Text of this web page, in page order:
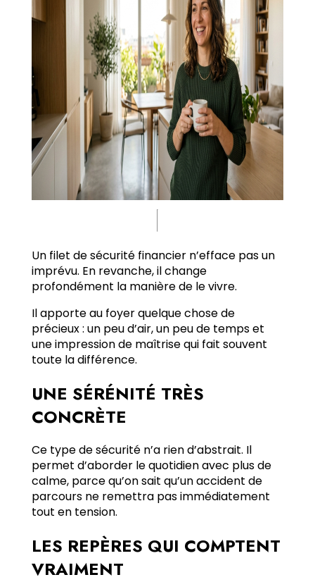
Un filet de sécurité financier n’efface pas un
imprévu. En revanche, il change
profondément la manière de le vivre.
Il apporte au foyer quelque chose de
précieux : un peu d’air, un peu de temps et
une impression de maîtrise qui fait souvent
toute la différence.
UNE SÉRÉNITÉ TRÈS
CONCRÈTE
Ce type de sécurité n’a rien d’abstrait. Il
permet d’aborder le quotidien avec plus de
calme, parce qu’on sait qu’un accident de
parcours ne remettra pas immédiatement
tout en tension.
LES REPÈRES QUI COMPTENT
VRAIMENT